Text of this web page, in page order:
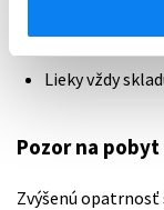
Pravidelne
Lieky vždy
Pozor na
Zvýšenú